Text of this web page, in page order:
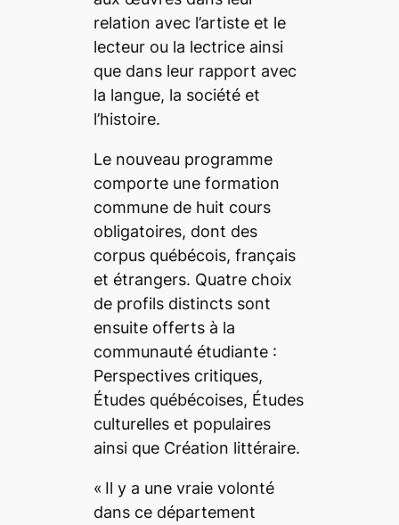
relation avec l’artiste et le
lecteur ou la lectrice ainsi
que dans leur rapport avec
la langue, la société et
l’histoire.
Le nouveau programme
comporte une formation
commune de huit cours
obligatoires, dont des
corpus québécois, français
et étrangers. Quatre choix
de profils distincts sont
ensuite offerts à la
communauté étudiante :
Perspectives critiques,
Études québécoises, Études
culturelles et populaires
ainsi que Création littéraire.
« Il y a une vraie volonté
dans ce département